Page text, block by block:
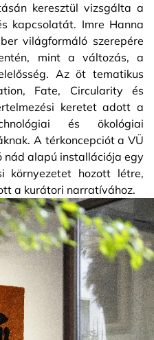
keresztül vizsgálta a
kapcsolatát. Imre Hanna
világformáló szerepére
mint a változás, a
Az öt tematikus
Fate, Circularity és
keretet adott a
és ökológiai
A térkoncepciót a VÜ
nád alapú installációja egy
környezetet hozott létre,
a kurátori narratívához.